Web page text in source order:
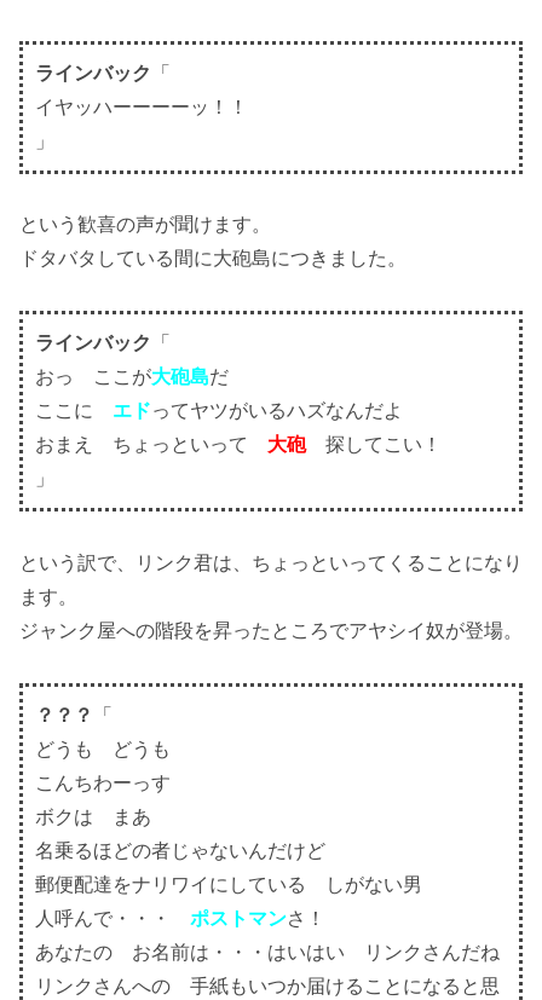
ラインバック
「
イヤッハーーーーッ！！
」
という歓喜の声が聞けます。
ドタバタしている間に大砲島につきました。
ラインバック
「
おっ ここが大砲島だ
ここに エドってヤツがいるハズなんだよ
おまえ ちょっといって 大砲探してこい！
」
という訳で、リンク君は、ちょっといってくることになり
ます。
ジャンク屋への階段を昇ったところでアヤシイ奴が登場。
？？？
「
どうも どうも
こんちわーっす
ボクは まあ
名乗るほどの者じゃないんだけど
郵便配達をナリワイにしている しがない男
人呼んで・・・ ポストマンさ！
あなたの お名前は・・・はいはい リンクさんだね
リンクさんへの 手紙もいつか届けることになると思